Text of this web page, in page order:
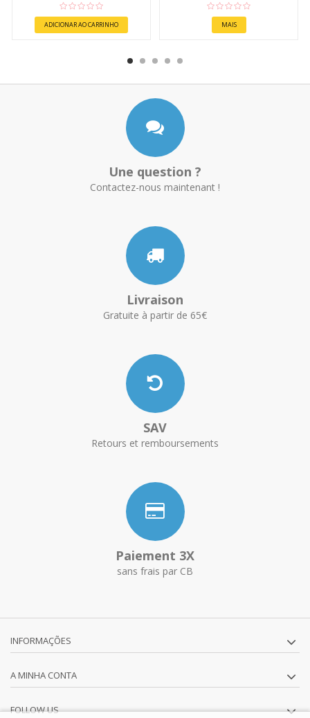
ADICIONAR AO CARRINHO MAIS
Une question ?
Contactez-nous maintenant !
Livraison
Gratuite à partir de 65€
SAV
Retours et remboursements
Paiement 3X
sans frais par CB
INFORMAÇÕES
A MINHA CONTA
FOLLOW US